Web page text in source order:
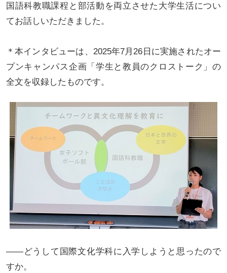
国語科教職課程と部活動を両立させた大学生活につい
てお話しいただきました。
＊本インタビューは、2025年7月26日に実施されたオー
プンキャンパス企画「学生と教員のクロストーク」の
全文を収録したものです。
――どうして国際文化学科に入学しようと思ったので
すか。